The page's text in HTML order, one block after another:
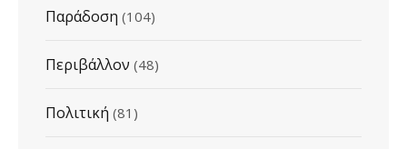
Παράδοση (104)
Περιβάλλον (48)
Πολιτική (81)